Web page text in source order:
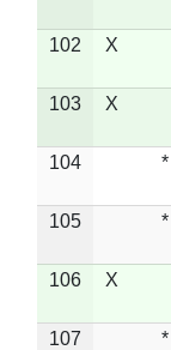
102 X
103 X
104 *
105 *
106 X
107 *